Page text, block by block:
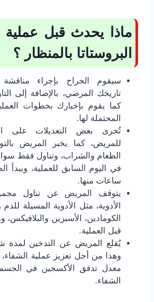
ماذا يحدث قبل عملية
البروستاتا بالمنظار ؟
سيقوم الجراح بإجراء
تاريخك المرضي، بالإضافة إلى
كما يقوم بإخبارك بخطوات
المحتملة لها.
تُجرى بعض التعديلات على
للمريض، كما يخبر المريض
الطعام والشراب، وتناول فقط
في اليوم السابق للعملية، ويبدأ
ساعات منها.
يتوقف المريض عن تناول
الأدوية، مثل الأدوية المسيلة
الكومادين، الأسبرين
قبل العملية.
يُقلع المريض عن التدخين لمدة
وهذا من أجل تعزيز عملية الشفاء،
معدل تدفق الأكسجين في
الشفاء.